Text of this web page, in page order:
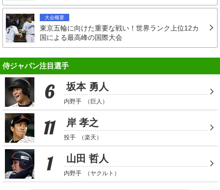
大会概要
東京五輪に向けた重要な戦い！世界ランク上位12カ
国による最高峰の国際大会
侍ジャパン注目選手
6 坂本 勇人
内野手 （巨人）
11 岸 孝之
投手 （楽天）
1 山田 哲人
内野手 （ヤクルト）